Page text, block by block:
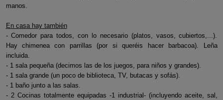
manos.
En casa hay también
- Comedor para todos, con lo necesario (platos, vasos, cubiertos,...).
Hay chimenea con parrillas (por si queréis hacer barbacoa). Leña
incluida.
- 1 sala pequeña (decimos las de los juegos, para niños y grandes).
- 1 sala grande (un poco de biblioteca, TV, butacas y sofás).
- 1 baño junto a las salas.
- 2 Cocinas totalmente equipadas -1 industrial- (incluyendo aceite, sal,